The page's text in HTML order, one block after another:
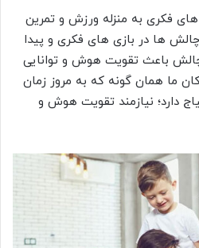
فکری به منزله ورزش و تمرین
ها در بازی های فکری و پیدا
باعث تقویت هوش و توانایی
ما همان گونه که به مروز زمان
دارد؛ نیازمند تقویت هوش و